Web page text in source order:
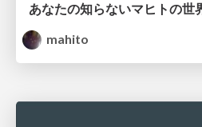
あなたの知らないマヒトの世
mahito